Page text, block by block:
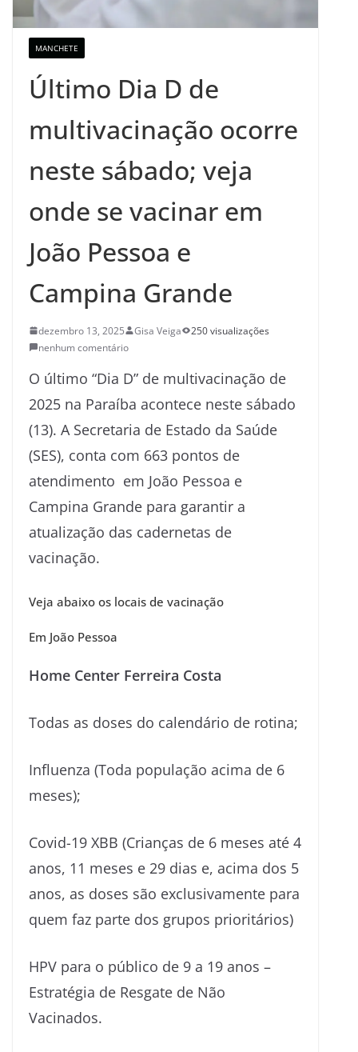
MANCHETE
Último Dia D de
multivacinação ocorre
neste sábado; veja
onde se vacinar em
João Pessoa e
Campina Grande
dezembro 13, 2025 Gisa Veiga
250 visualizações
nenhum comentário
O último “Dia D” de multivacinação de
2025 na Paraíba acontece neste sábado
(13). A Secretaria de Estado da Saúde
(SES), conta com 663 pontos de
atendimento em João Pessoa e
Campina Grande para garantir a
atualização das cadernetas de
vacinação.
Veja abaixo os locais de vacinação
Em João Pessoa
Home Center Ferreira Costa
Todas as doses do calendário de rotina;
Influenza (Toda população acima de 6
meses);
Covid-19 XBB (Crianças de 6 meses até 4
anos, 11 meses e 29 dias e, acima dos 5
anos, as doses são exclusivamente para
quem faz parte dos grupos prioritários)
HPV para o público de 9 a 19 anos –
Estratégia de Resgate de Não
Vacinados.